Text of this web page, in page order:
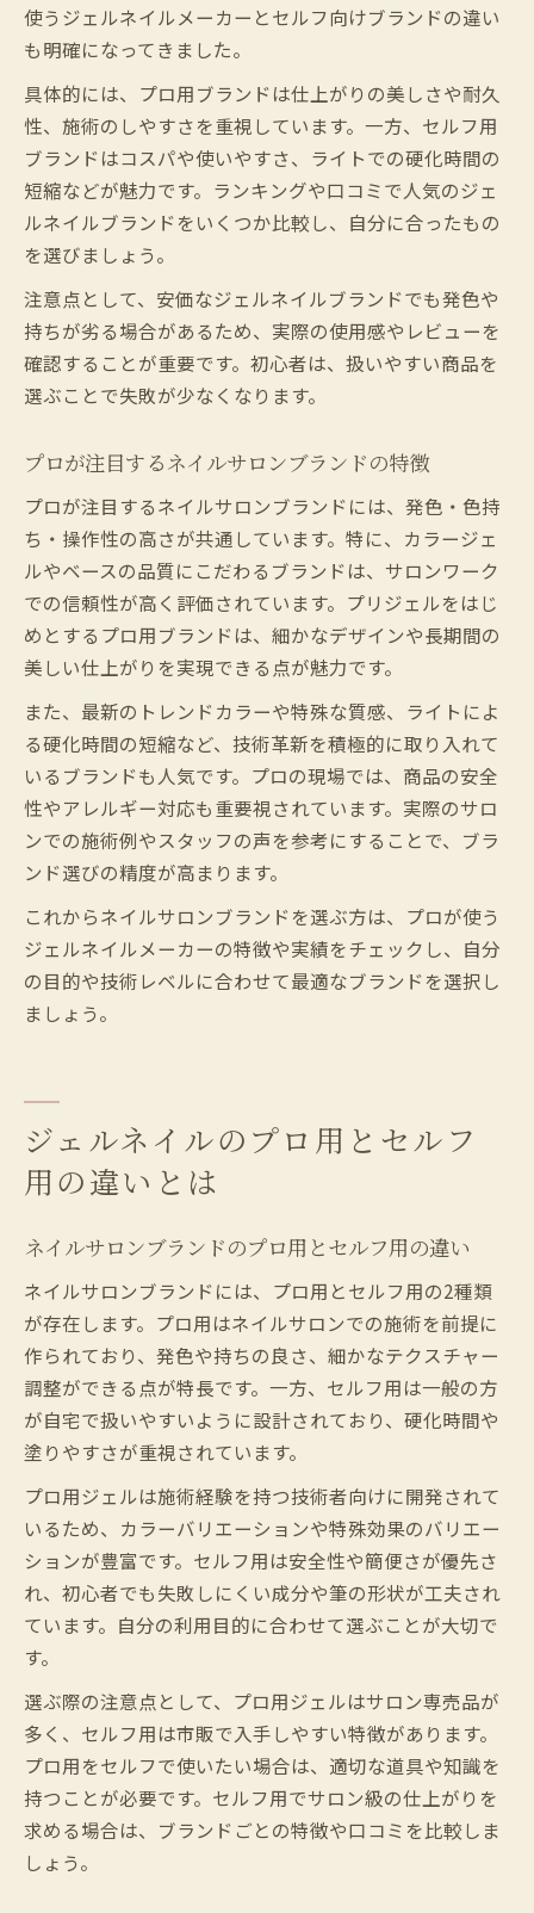
使うジェルネイルメーカーとセルフ向けブランドの違い
も明確になってきました。
具体的には、プロ用ブランドは仕上がりの美しさや耐久
性、施術のしやすさを重視しています。一方、セルフ用
ブランドはコスパや使いやすさ、ライトでの硬化時間の
短縮などが魅力です。ランキングや口コミで人気のジェ
ルネイルブランドをいくつか比較し、自分に合ったもの
を選びましょう。
注意点として、安価なジェルネイルブランドでも発色や
持ちが劣る場合があるため、実際の使用感やレビューを
確認することが重要です。初心者は、扱いやすい商品を
選ぶことで失敗が少なくなります。
プロが注目するネイルサロンブランドの特徴
プロが注目するネイルサロンブランドには、発色・色持
ち・操作性の高さが共通しています。特に、カラージェ
ルやベースの品質にこだわるブランドは、サロンワーク
での信頼性が高く評価されています。プリジェルをはじ
めとするプロ用ブランドは、細かなデザインや長期間の
美しい仕上がりを実現できる点が魅力です。
また、最新のトレンドカラーや特殊な質感、ライトによ
る硬化時間の短縮など、技術革新を積極的に取り入れて
いるブランドも人気です。プロの現場では、商品の安全
性やアレルギー対応も重要視されています。実際のサロ
ンでの施術例やスタッフの声を参考にすることで、ブラ
ンド選びの精度が高まります。
これからネイルサロンブランドを選ぶ方は、プロが使う
ジェルネイルメーカーの特徴や実績をチェックし、自分
の目的や技術レベルに合わせて最適なブランドを選択し
ましょう。
ジェルネイルのプロ用とセルフ
用の違いとは
ネイルサロンブランドのプロ用とセルフ用の違い
ネイルサロンブランドには、プロ用とセルフ用の2種類
が存在します。プロ用はネイルサロンでの施術を前提に
作られており、発色や持ちの良さ、細かなテクスチャー
調整ができる点が特長です。一方、セルフ用は一般の方
が自宅で扱いやすいように設計されており、硬化時間や
塗りやすさが重視されています。
プロ用ジェルは施術経験を持つ技術者向けに開発されて
いるため、カラーバリエーションや特殊効果のバリエー
ションが豊富です。セルフ用は安全性や簡便さが優先さ
れ、初心者でも失敗しにくい成分や筆の形状が工夫され
ています。自分の利用目的に合わせて選ぶことが大切で
す。
選ぶ際の注意点として、プロ用ジェルはサロン専売品が
多く、セルフ用は市販で入手しやすい特徴があります。
プロ用をセルフで使いたい場合は、適切な道具や知識を
持つことが必要です。セルフ用でサロン級の仕上がりを
求める場合は、ブランドごとの特徴や口コミを比較しま
しょう。